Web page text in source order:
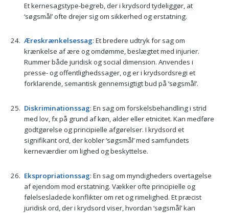
Et kernesagstype-begreb, der i krydsord tydeliggør, at
‘søgsmål’ ofte drejer sig om sikkerhed og erstatning.
Æreskrænkelsessag: Et bredere udtryk for sag om
krænkelse af ære og omdømme, beslægtet med injurier.
Rummer både juridisk og social dimension. Anvendes i
presse- og offentlighedssager, og er i krydsordsregi et
forklarende, semantisk gennemsigtigt bud på ‘søgsmål’.
Diskriminationssag: En sag om forskelsbehandling i strid
med lov, fx på grund af køn, alder eller etnicitet. Kan medføre
godtgørelse og principielle afgørelser. I krydsord et
signifikant ord, der kobler ‘søgsmål’ med samfundets
kerneværdier om lighed og beskyttelse.
Ekspropriationssag: En sag om myndigheders overtagelse
af ejendom mod erstatning. Vækker ofte principielle og
følelsesladede konflikter om ret og rimelighed. Et præcist
juridisk ord, der i krydsord viser, hvordan ‘søgsmål’ kan